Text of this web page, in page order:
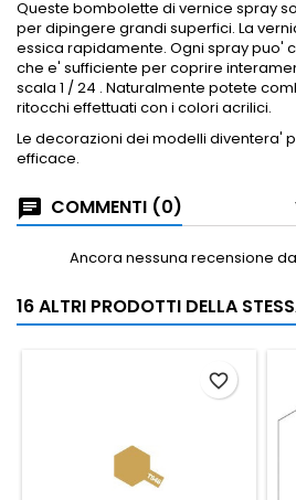
Queste bombolette di vernice spray
per dipingere grandi superfici. La
essica rapidamente. Ogni spray puo'
che e' sufficiente per coprire
scala 1 / 24 . Naturalmente potete
ritocchi effettuati con i colori acrilici.
Le decorazioni dei modelli diventera'
efficace.
COMMENTI (0)
Ancora nessuna recensione
16 ALTRI PRODOTTI DELLA
favorite_border